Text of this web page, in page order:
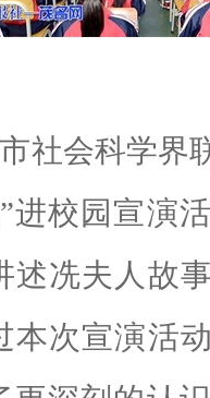
社会科学界
”进校园宣演
述冼夫人故
本次宣演活